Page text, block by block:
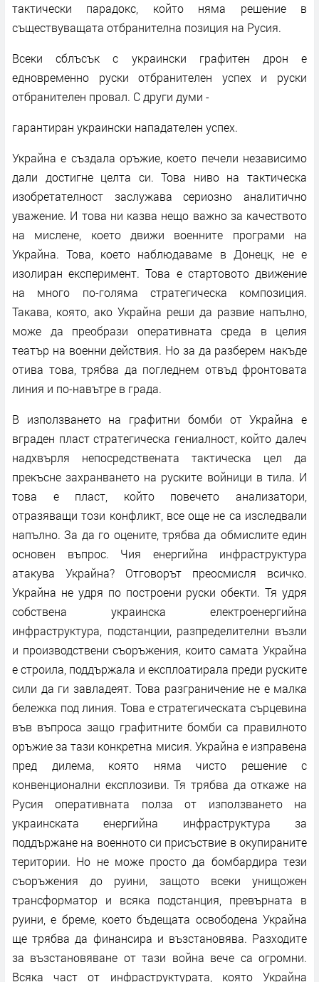
тактически парадокс, който няма решение в
съществуващата отбранителна позиция на Русия.
Всеки сблъсък с украински графитен дрон е
едновременно руски отбранителен успех и руски
отбранителен провал. С други думи -
гарантиран украински нападателен успех.
Украйна е създала оръжие, което печели независимо
дали достигне целта си. Това ниво на тактическа
изобретателност заслужава сериозно аналитично
уважение. И това ни казва нещо важно за качеството
на мислене, което движи военните програми на
Украйна. Това, което наблюдаваме в Донецк, не е
изолиран експеримент. Това е стартовото движение
на много по-голяма стратегическа композиция.
Такава, която, ако Украйна реши да развие напълно,
може да преобрази оперативната среда в целия
театър на военни действия. Но за да разберем накъде
отива това, трябва да погледнем отвъд фронтовата
линия и по-навътре в града.
В използването на графитни бомби от Украйна е
вграден пласт стратегическа гениалност, който далеч
надхвърля непосредствената тактическа цел да
прекъсне захранването на руските войници в тила. И
това е пласт, който повечето анализатори,
отразяващи този конфликт, все още не са изследвали
напълно. За да го оцените, трябва да обмислите един
основен въпрос. Чия енергийна инфраструктура
атакува Украйна? Отговорът преосмисля всичко.
Украйна не удря по построени руски обекти. Тя удря
собствена украинска електроенергийна
инфраструктура, подстанции, разпределителни възли
и производствени съоръжения, които самата Украйна
е строила, поддържала и експлоатирала преди руските
сили да ги завладеят. Това разграничение не е малка
бележка под линия. Това е стратегическата сърцевина
във въпроса защо графитните бомби са правилното
оръжие за тази конкретна мисия. Украйна е изправена
пред дилема, която няма чисто решение с
конвенционални експлозиви. Тя трябва да откаже на
Русия оперативната полза от използването на
украинската енергийна инфраструктура за
поддържане на военното си присъствие в окупираните
територии. Но не може просто да бомбардира тези
съоръжения до руини, защото всеки унищожен
трансформатор и всяка подстанция, превърната в
руини, е бреме, което бъдещата освободена Украйна
ще трябва да финансира и възстановява. Разходите
за възстановяване от тази война вече са огромни.
Всяка част от инфраструктурата, която Украйна